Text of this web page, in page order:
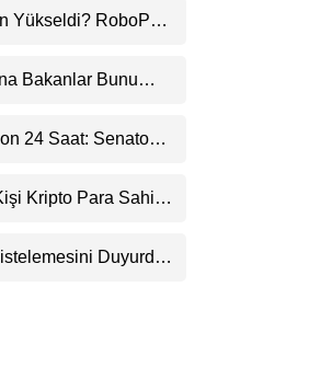
Instagram
TikTok
Yükseldi? RoboPay
Bakanlar Bunu
24 Saat: Senato
Kripto Para Sahibi:
Duyurdu: